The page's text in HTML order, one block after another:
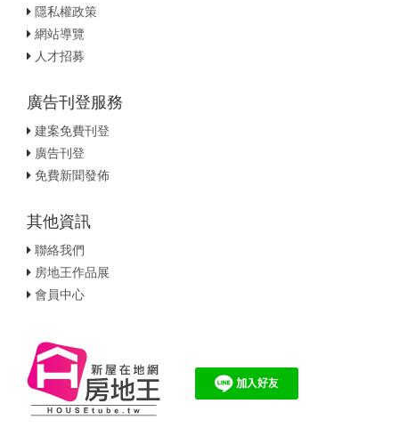
隱私權政策
網站導覽
人才招募
廣告刊登服務
建案免費刊登
廣告刊登
免費新聞發佈
其他資訊
聯絡我們
房地王作品展
會員中心